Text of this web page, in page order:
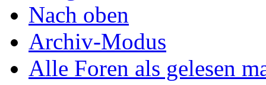
Nach oben
Archiv-Modus
Alle Foren als gelesen